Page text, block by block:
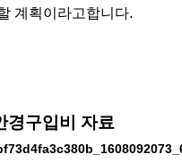
계획이라고합니다.
경구입비 자료